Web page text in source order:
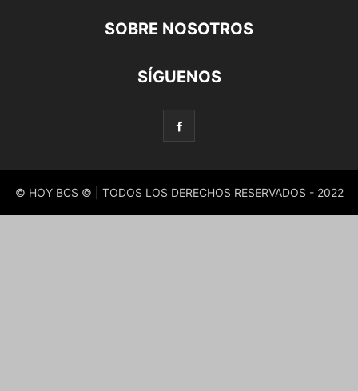
SOBRE NOSOTROS
SÍGUENOS
© HOY BCS © | TODOS LOS DERECHOS RESERVADOS - 2022